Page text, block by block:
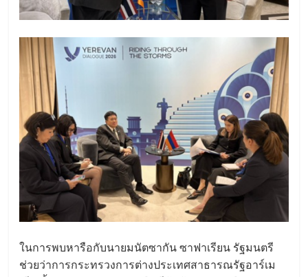
ในการพบหารือกับนายมนัตซากัน ซาฟาเรียน รัฐมนตรี
ช่วยว่าการกระทรวงการต่างประเทศสาธารณรัฐอาร์เม